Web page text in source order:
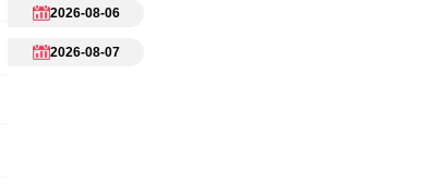
2026-08-06
2026-08-07